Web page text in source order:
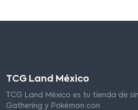
TCG Land México
TCG Land México es tu tienda de
Gathering y Pokémon con